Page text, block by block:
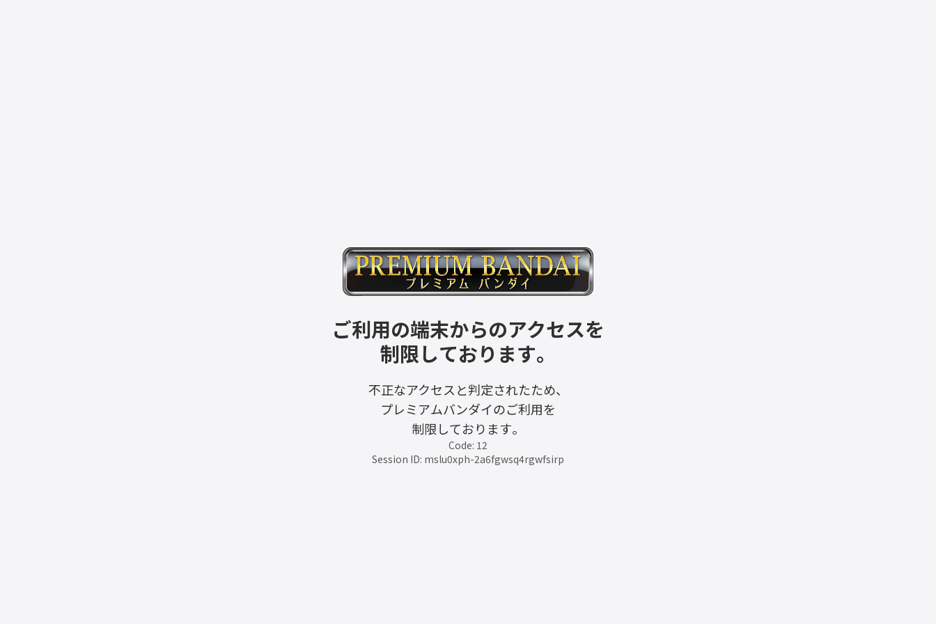
ご利用の端末からのアクセスを
制限しております。
不正なアクセスと判定されたため、
プレミアムバンダイのご利用を
制限しております。
Code: 12
Session ID: mslu0xph-2a6fgwsq4rgwfsirp